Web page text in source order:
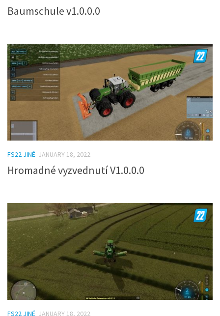
Baumschule v1.0.0.0
FS22 JINÉ JANUARY 18, 2022
Hromadné vyzvednutí V1.0.0.0
FS22 JINÉ JANUARY 18, 2022